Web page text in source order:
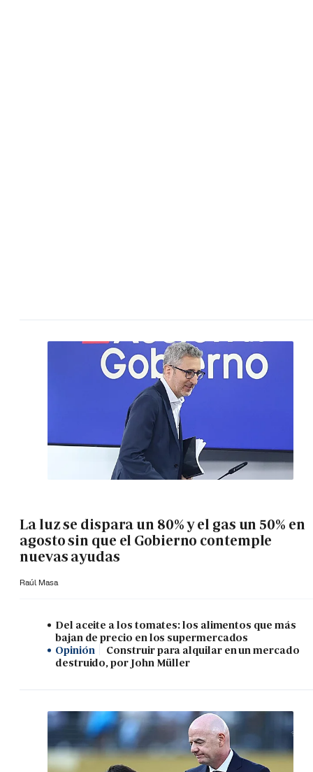
La luz se dispara un 80% y el gas un 50% en
agosto sin que el Gobierno contemple
nuevas ayudas
Raúl Masa
Del aceite a los tomates: los alimentos que más
bajan de precio en los supermercados
Opinión
Construir para alquilar en un mercado
destruido, por John Müller